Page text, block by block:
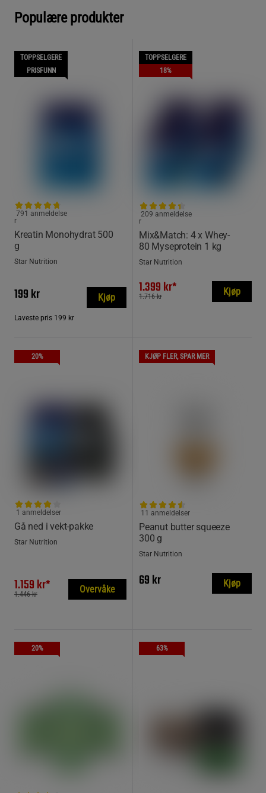
Populære produkter
TOPPSELGERE
PRISFUNN
Kreatin Monohydrat 500
g
791 anmeldelse
r
Star Nutrition
199 kr
Laveste pris 199 kr
Kjøp
TOPPSELGERE
18%
Mix&Match: 4 x Whey-
80 Myseprotein 1 kg
209 anmeldelse
r
Star Nutrition
1.399 kr*
1.716 kr Kjøp
20%
Gå ned i vekt-pakke
1 anmeldelser
Star Nutrition
1.159 kr*
1.446 kr Overvåke
KJØP FLER, SPAR MER
Peanut butter squeeze
300 g
11 anmeldelser
Star Nutrition
69 kr Kjøp
20% 63%